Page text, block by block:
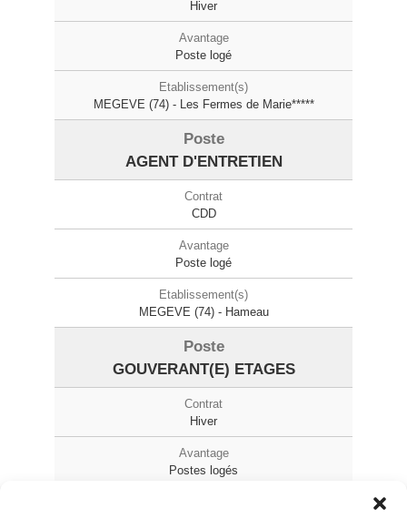
Hiver
Poste logé
MEGEVE (74) - Les Fermes de Marie*****
AGENT D'ENTRETIEN
CDD
Poste logé
MEGEVE (74) - Hameau
GOUVERANT(E) ETAGES
Hiver
Postes logés